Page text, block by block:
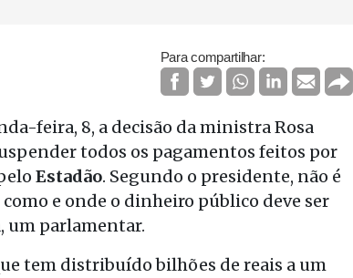
Para compartilhar:
feira, 8, a decisão da ministra Rosa
todos os pagamentos feitos por
Estadão. Segundo o presidente, não é
e onde o dinheiro público deve ser
um parlamentar.
tem distribuído bilhões de reais a um